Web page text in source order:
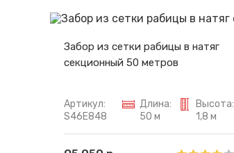
Забор из сетки рабицы в натяг
секционный 50 метров
Артикул:
S46E848
Длина:
50 м
Высота:
1,8 м